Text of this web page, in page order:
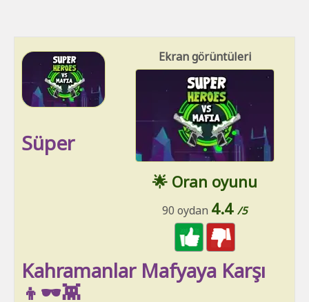
Ekran görüntüleri
🌟 Oran oyunu
90 oydan 4.4 /5
Süper
Kahramanlar Mafyaya Karşı
👦🕶👾